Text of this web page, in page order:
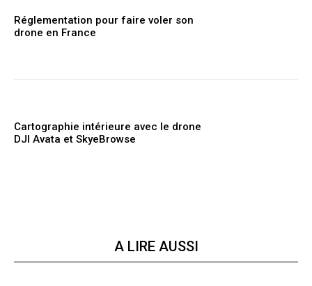
Réglementation pour faire voler son
drone en France
Cartographie intérieure avec le drone
DJI Avata et SkyeBrowse
A LIRE AUSSI